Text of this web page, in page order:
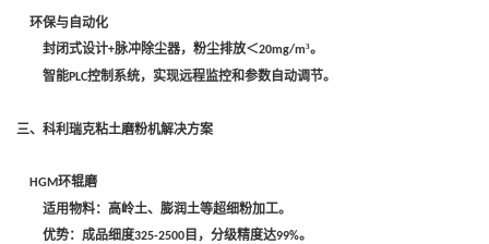
‌环保与自动化‌
封闭式设计+脉冲除尘器，粉尘排放＜20mg/m³。
智能PLC控制系统，实现远程监控和参数自动调节。
三、科利瑞克粘土磨粉机解决方案
HGM环辊磨‌
适用物料：高岭土、膨润土等超细粉加工。
优势：成品细度325-2500 目，分级精度达99%。